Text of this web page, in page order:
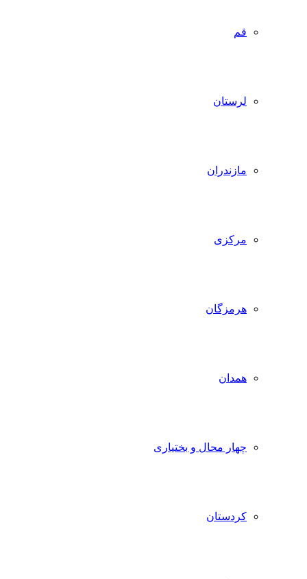
قم
لرستان
مازندران
مرکزی
هرمزگان
همدان
چهار محال و بختیاری
کردستان